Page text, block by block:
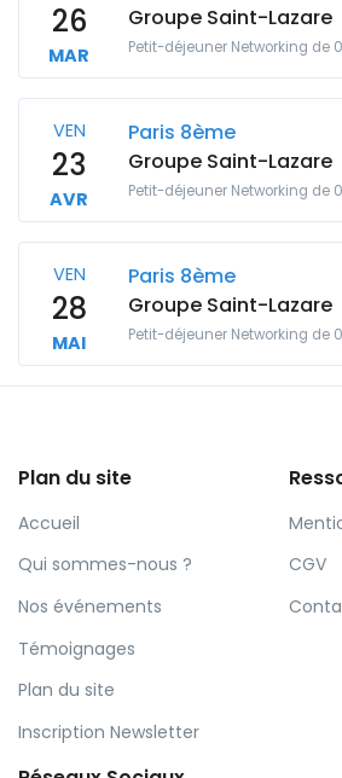
26
MAR
Groupe Saint-Lazare
Petit-déjeuner Networking de
VEN
23
AVR
Paris 8ème
Groupe Saint-Lazare
Petit-déjeuner Networking de
VEN
28
MAI
Paris 8ème
Groupe Saint-Lazare
Petit-déjeuner Networking de
Plan du site
Accueil
Qui sommes-nous ?
Nos événements
Témoignages
Plan du site
Inscription Newsletter
CGV